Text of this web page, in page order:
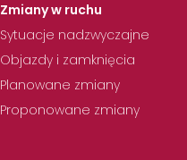
Zmiany w ruchu
Sytuacje nadzwyczajne
Objazdy i zamknięcia
Planowane zmiany
Proponowane zmiany